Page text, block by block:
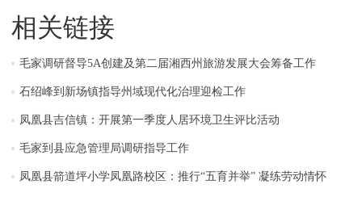
相关链接
毛家调研督导5A创建及第二届湘西州旅游发展大会筹备工作
石绍峰到新场镇指导州域现代化治理迎检工作
凤凰县吉信镇：开展第一季度人居环境卫生评比活动
毛家到县应急管理局调研指导工作
凤凰县箭道坪小学凤凰路校区：推行“五育并举” 凝练劳动情怀